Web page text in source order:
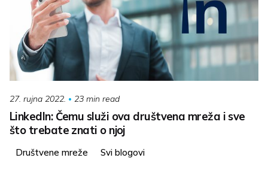
27. rujna 2022. 23 min read
LinkedIn: Čemu služi ova društvena mreža i sve
što trebate znati o njoj
Društvene mreže Svi blogovi